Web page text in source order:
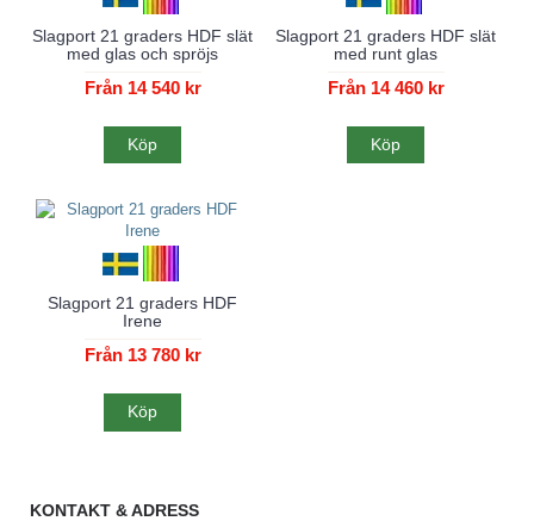
Slagport 21 graders HDF slät
med glas och spröjs
Från 14 540 kr
Köp
Slagport 21 graders HDF slät
med runt glas
Från 14 460 kr
Köp
Slagport 21 graders HDF
Irene
Från 13 780 kr
Köp
KONTAKT & ADRESS